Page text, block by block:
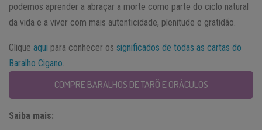
podemos aprender a abraçar a morte como parte do ciclo natural
da vida e a viver com mais autenticidade, plenitude e gratidão.
Clique aqui para conhecer os significados de todas as cartas do
Baralho Cigano
COMPRE BARALHOS DE TARÔ E ORÁCULOS
Saiba mais: